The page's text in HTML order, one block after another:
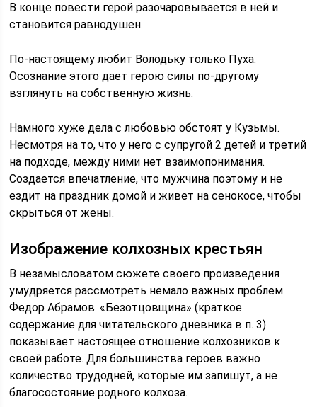
В конце повести герой разочаровывается в ней и
становится равнодушен.
По-настоящему любит Володьку только Пуха.
Осознание этого дает герою силы по-другому
взглянуть на собственную жизнь.
Намного хуже дела с любовью обстоят у Кузьмы.
Несмотря на то, что у него с супругой 2 детей и третий
на подходе, между ними нет взаимопонимания.
Создается впечатление, что мужчина поэтому и не
ездит на праздник домой и живет на сенокосе, чтобы
скрыться от жены.
Изображение колхозных крестьян
В незамысловатом сюжете своего произведения
умудряется рассмотреть немало важных проблем
Федор Абрамов. «Безотцовщина» (краткое
содержание для читательского дневника в п. 3)
показывает настоящее отношение колхозников к
своей работе. Для большинства героев важно
количество трудодней, которые им запишут, а не
благосостояние родного колхоза.